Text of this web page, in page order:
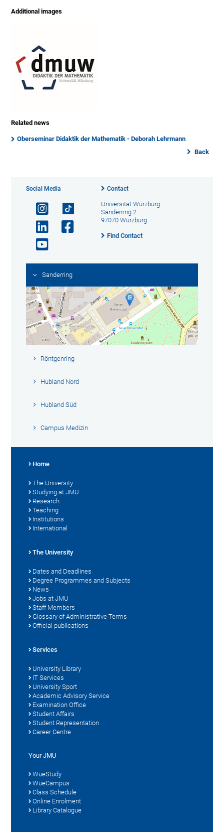
Additional images
Related news
Oberseminar Didaktik der Mathematik - Deborah Lehrmann
Back
Social Media Contact
Universität Würzburg
Sanderring 2
97070 Würzburg
Find Contact
Sanderring
Röntgenring
Hubland Nord
Hubland Süd
Campus Medizin
Home
The University
Studying at JMU
Research
Teaching
Institutions
International
The University
Dates and Deadlines
Degree Programmes and Subjects
News
Jobs at JMU
Staff Members
Glossary of Administrative Terms
Official publications
Services
University Library
IT Services
University Sport
Academic Advisory Service
Examination Office
Student Affairs
Student Representation
Career Centre
Your JMU
WueStudy
WueCampus
Class Schedule
Online Enrolment
Library Catalogue